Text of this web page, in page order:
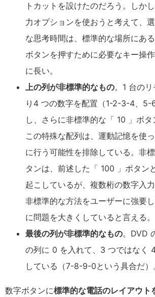
トカットを設けたのだろう。しか
力オプションを使おうと考えて、
な思考時間は、標準的な場所にあ
ボタンを押すために必要なキー操
に長い。
上の列が非標準的なもの。1 台の
り4 つの数字を配置（1-2-3-4、5-
し、さらに非標準的な「 10 」ボタ
この特殊な配列は、運動記憶を使
に行う可能性を排除している。非
タンは、前述した「 100 」ボタン
起こしているが、複数桁の数字入
非標準的な方法をユーザーに強要
に問題を大きくしていると言える。
最後の列が非標準的なもの。DVD
の列に 0 を入れて、3 つではなく
している（7-8-9-0という具合だ）
数字ボタンに標準的な電話のレイアウト